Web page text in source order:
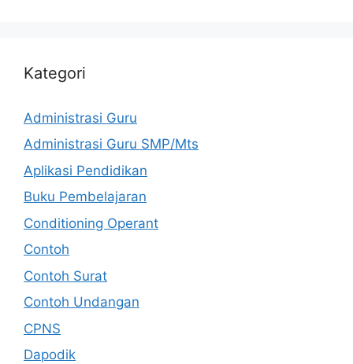
Kategori
Administrasi Guru
Administrasi Guru SMP/Mts
Aplikasi Pendidikan
Buku Pembelajaran
Conditioning Operant
Contoh
Contoh Surat
Contoh Undangan
CPNS
Dapodik